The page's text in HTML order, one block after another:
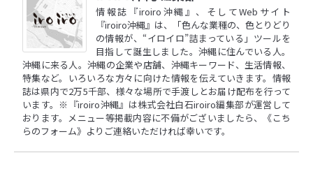
情報誌『iroiro沖縄』、そしてWebサイト
『iroiro沖縄』は、「色んな業種の、色とりどり
の情報が、“イロイロ”詰まっている」ツールを
目指して誕生しました。沖縄に住んでいる人。
沖縄に来る人。沖縄の企業や店舗、沖縄キーワード、生活情報、
特集など。いろいろな方々に向けた情報を伝えていきます。情報
誌は県内で2万5千部、様々な場所で手渡しとお届け配布を行って
います。※『iroiro沖縄』は株式会社白石iroiro編集部が運営して
おります。メニュー等掲載内容に不備がございましたら、
《こち
らのフォーム》 よりご連絡いただければ幸いです。